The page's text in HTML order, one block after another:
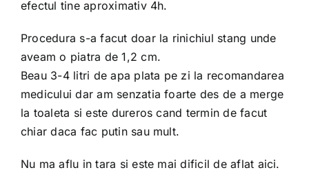
efectul tine aproximativ 4h.
Procedura s-a facut doar la rinichiul stang unde
aveam o piatra de 1,2 cm.
Beau 3-4 litri de apa plata pe zi la recomandarea
medicului dar am senzatia foarte des de a merge
la toaleta si este dureros cand termin de facut
chiar daca fac putin sau mult.
Nu ma aflu in tara si este mai dificil de aflat aici.